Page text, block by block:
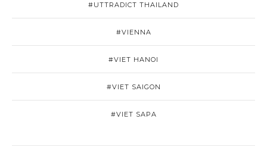
#UTTRADICT THAILAND
#VIENNA
#VIET HANOI
#VIET SAIGON
#VIET SAPA